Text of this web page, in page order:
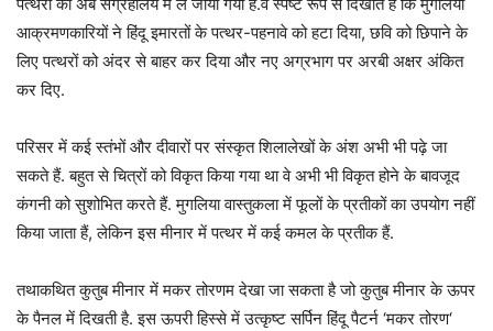
आक्रमणकारियों ने हिंदू इमारतों के पत्थर-पहनावे को हटा दिया, छवि को छिपाने के
लिए पत्थरों को अंदर से बाहर कर दिया और नए अग्रभाग पर अरबी अक्षर अंकित
कर दिए.
परिसर में कई स्तंभों और दीवारों पर संस्कृत शिलालेखों के अंश अभी भी पढ़े जा
सकते हैं. बहुत से चित्रों को विकृत किया गया था वे अभी भी विकृत होने के बावजूद
कंगनी को सुशोभित करते हैं. मुगलिया वास्तुकला में फूलों के प्रतीकों का उपयोग नहीं
किया जाता हैं, लेकिन इस मीनार में पत्थर में कई कमल के प्रतीक हैं.
तथाकथित कुतुब मीनार में मकर तोरणम देखा जा सकता है जो कुतुब मीनार के ऊपर
के पैनल में दिखती है. इस ऊपरी हिस्से में उत्कृष्ट सर्पिन हिंदू पैटर्न ‘मकर तोरण‘